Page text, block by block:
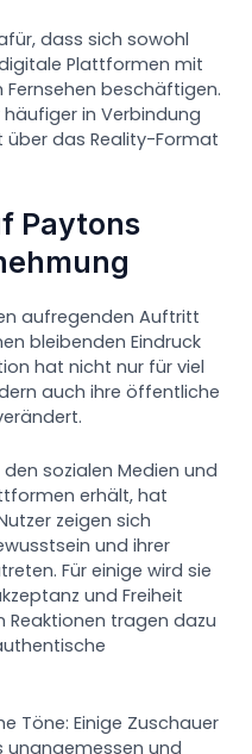
dass sich sowohl
Plattformen mit
Fernsehen beschäftigen.
in Verbindung
das Reality-Format
Paytons
aufregenden Auftritt
bleibenden Eindruck
hat nicht nur für viel
auch ihre öffentliche
sozialen Medien und
erhält, hat
zeigen sich
und ihrer
Für einige wird sie
und Freiheit
Reaktionen tragen dazu
Töne: Einige Zuschauer
unangemessen und